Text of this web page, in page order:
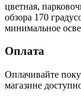
цветная,
обзора 170
минимальное
Оплата
Оплачивайте
магазине